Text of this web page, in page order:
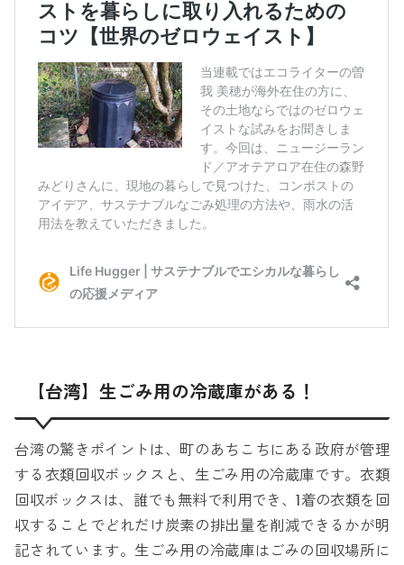
【台湾】生ごみ用の冷蔵庫がある！
台湾の驚きポイントは、町のあちこちにある政府が管理
する衣類回収ボックスと、生ごみ用の冷蔵庫です。衣類
回収ボックスは、誰でも無料で利用でき、1着の衣類を回
収することでどれだけ炭素の排出量を削減できるかが明
記されています。生ごみ用の冷蔵庫はごみの回収場所に